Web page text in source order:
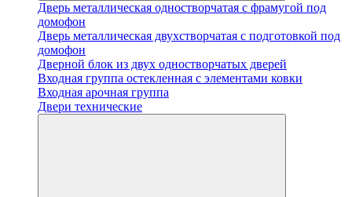
Дверь металлическая одностворчатая с фрамугой под
домофон
Дверь металлическая двухстворчатая с подготовкой под
домофон
Дверной блок из двух одностворчатых дверей
Входная группа остекленная с элементами ковки
Входная арочная группа
Двери технические